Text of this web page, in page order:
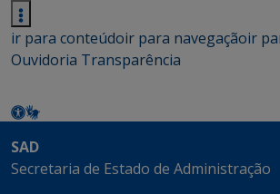
ir para conteúdoir para navegaçãoir
Ouvidoria Transparência
SAD
Secretaria de Estado de Administração